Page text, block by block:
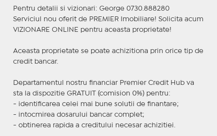
Pentru detalii si vizionari: George 0730.888280
Serviciul nou oferit de PREMIER Imobiliare! Solicita acum
VIZIONARE ONLINE pentru aceasta proprietate!
Aceasta proprietate se poate achizitiona prin orice tip de
credit bancar.
Departamentul nostru financiar Premier Credit Hub va
sta la dispozitie GRATUIT (comision 0%) pentru:
- identificarea celei mai bune solutii de finantare;
- intocmirea dosarului bancar complet;
- obtinerea rapida a creditului necesar achizitiei.